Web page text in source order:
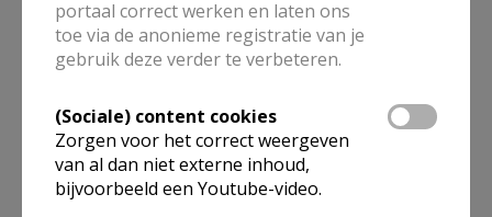
bloemen, planten en bomen werden zorgvuldig
uitgekozen en zijn dezelfde als diegene waartussen
Wandeling in de tuin bood daarbij inspiratie, evenals
een studie van andere stadstuinen uit die tijd,
zeventiende-eeuwse bloemenstillevens en een
plantenencyclopedie uit Rubens’ bibliotheek. Een
portaal correct werken en laten ons
toe via de anonieme registratie van je
gebruik deze verder te verbeteren.
(Sociale) content cookies
Zorgen voor het correct weergeven
van al dan niet externe inhoud,
bijvoorbeeld een Youtube-video.